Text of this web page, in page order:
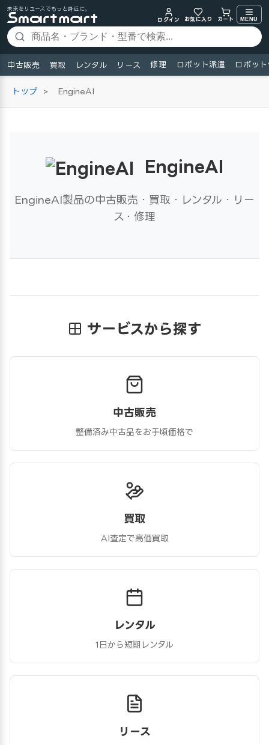
未来をリユースでもっと身近に。
ログイン
お気に入り カート MENU
中古販売 買取 レンタル リース 修理 ロボット派遣 ロボッ
トップ > EngineAI
EngineAI
EngineAI製品の中古販売・買取・レンタル・リー
ス・修理
サービスから探す
中古販売
整備済み中古品をお手頃価格で
買取
AI査定で高価買取
レンタル
1日から短期レンタル
リース